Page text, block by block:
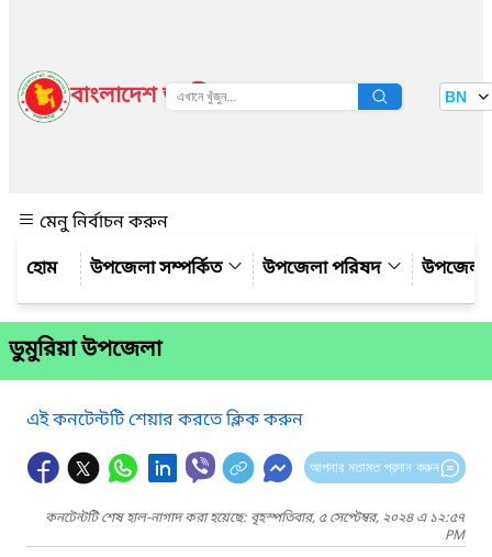
বাংলাদেশ জাতীয় তথ্য বাতায়ন BN
মেনু নির্বাচন করুন
উপজেলা সম্পর্কিত
উপজেলা পরিষদ উপজেলা
ডুমুরিয়া উপজেলা
এই কনটেন্টটি শেয়ার করতে ক্লিক করুন
আপনার মতামত প্রদান করুন
কনটেন্টটি শেষ হাল-নাগাদ করা হয়েছে: বৃহস্পতিবার, ৫ সেপ্টেম্বর, ২০২৪ এ ১২:৫৭
PM